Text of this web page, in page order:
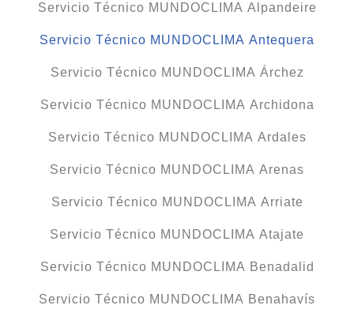
Servicio Técnico MUNDOCLIMA Alpandeire
Servicio Técnico MUNDOCLIMA Antequera
Servicio Técnico MUNDOCLIMA Árchez
Servicio Técnico MUNDOCLIMA Archidona
Servicio Técnico MUNDOCLIMA Ardales
Servicio Técnico MUNDOCLIMA Arenas
Servicio Técnico MUNDOCLIMA Arriate
Servicio Técnico MUNDOCLIMA Atajate
Servicio Técnico MUNDOCLIMA Benadalid
Servicio Técnico MUNDOCLIMA Benahavís